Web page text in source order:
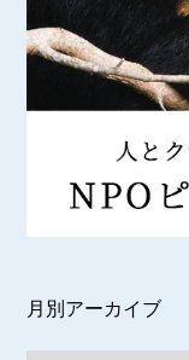
月別アーカイブ